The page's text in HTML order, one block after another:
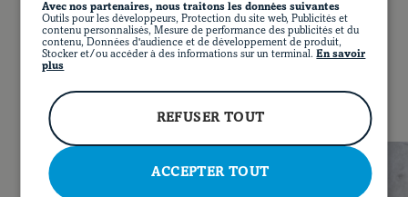
FACEBOOKINSTAGRAMPINTEREST
YOU MAY ALSO LIKE
Avec nos partenaires, nous traitons les données suivantes
Outils pour les développeurs, Protection du site web, Publicités et
contenu personnalisés, Mesure de performance des publicités et du
contenu, Données d'audience et de développement de produit,
Stocker et/ou accéder à des informations sur un terminal. En savoir
plus
ACCEPTER TOUT
REFUSER TOUT